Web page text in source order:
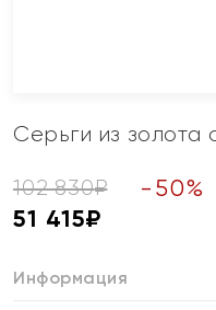
Серьги из золота
102 830₽ - 50%
51 415₽
Информация